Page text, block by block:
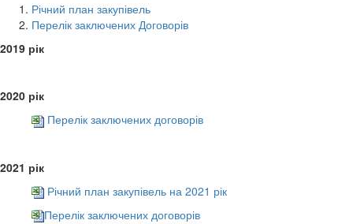
Річний план закупівель
Перелік заключених Договорів
2019 рік
2020 рік
Перелік заключених договорів
2021 рік
Річний план закупівель на 2021 рік
Перелік заключених договорів